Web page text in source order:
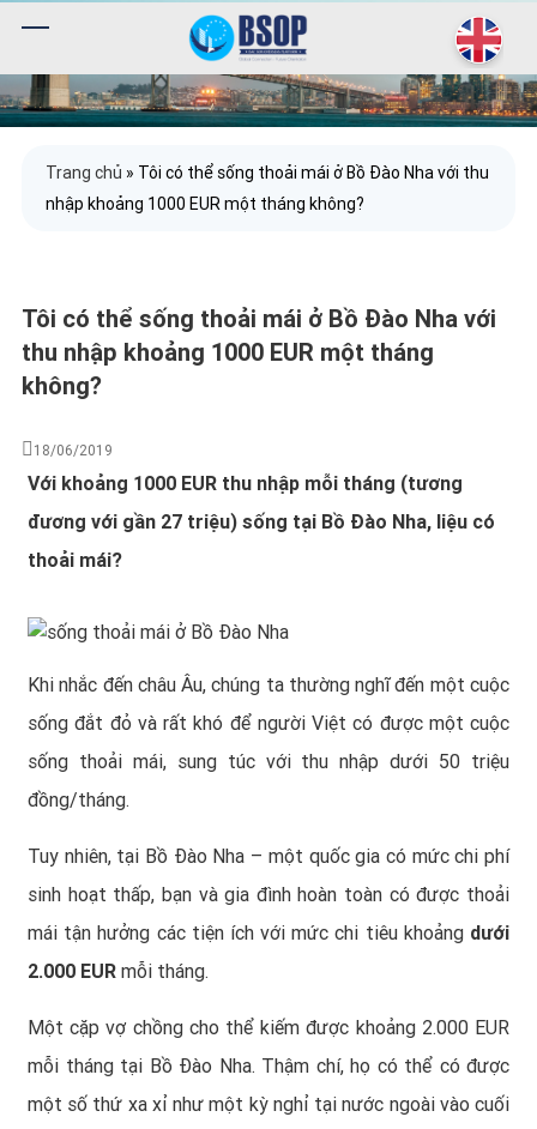
Trang chủ » Tôi có thể sống thoải mái ở Bồ Đào Nha với thu
nhập khoảng 1000 EUR một tháng không?
Tôi có thể sống thoải mái ở Bồ Đào Nha với
thu nhập khoảng 1000 EUR một tháng
không?
18/06/2019
Với khoảng 1000 EUR thu nhập mỗi tháng (tương
đương với gần 27 triệu) sống tại Bồ Đào Nha, liệu có
thoải mái?
Khi nhắc đến châu Âu, chúng ta thường nghĩ đến một cuộc
sống đắt đỏ và rất khó để người Việt có được một cuộc
sống thoải mái, sung túc với thu nhập dưới 50 triệu
đồng/tháng.
Tuy nhiên, tại Bồ Đào Nha – một quốc gia có mức chi phí
sinh hoạt thấp, bạn và gia đình hoàn toàn có được thoải
mái tận hưởng các tiện ích với mức chi tiêu khoảng dưới
2.000 EUR mỗi tháng.
Một cặp vợ chồng cho thể kiếm được khoảng 2.000 EUR
mỗi tháng tại Bồ Đào Nha. Thậm chí, họ có thể có được
một số thứ xa xỉ như một kỳ nghỉ tại nước ngoài vào cuối